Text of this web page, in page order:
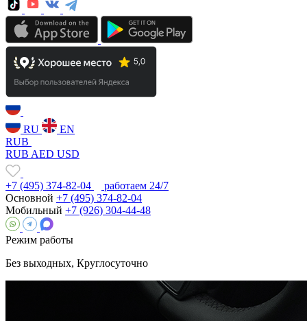
RU
EN
RUB
RUB AED USD
+7 (495) 374-82-04
работаем 24/7
Основной +7 (495) 374-82-04
Мобильный +7 (926) 304-44-48
Режим работы
Без выходных, Круглосуточно